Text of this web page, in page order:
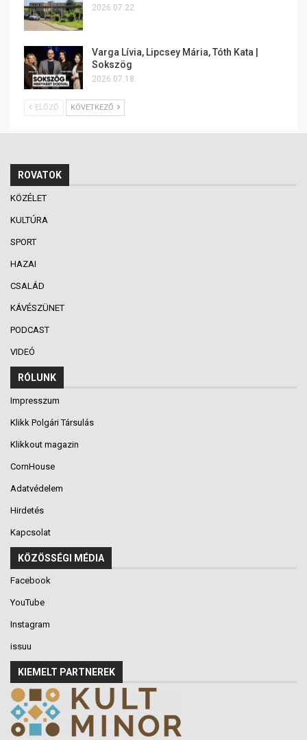
2026.07.22.
Varga Lívia, Lipcsey Mária, Tóth Kata |
Sokszög
2026.07.18.
ELŐZŐ KÖVETKEZŐ
ROVATOK
KÖZÉLET
KULTÚRA
SPORT
HAZAI
CSALÁD
KÁVÉSZÜNET
PODCAST
VIDEÓ
RÓLUNK
Impresszum
Klikk Polgári Társulás
Klikkout magazin
CornHouse
Adatvédelem
Hirdetés
Kapcsolat
KÖZÖSSÉGI MÉDIA
Facebook
YouTube
Instagram
issuu
KIEMELT PARTNEREK